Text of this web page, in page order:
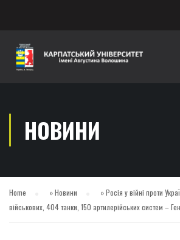
НОВИНИ
Home »Новини »Росія у війні проти
військових, 404 танки, 150 артилерійських систем –